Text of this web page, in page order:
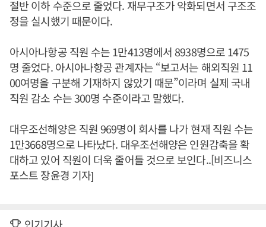
절반 이하 수준으로 줄었다. 재무구조가 악화되면서 구조조
정을 실시했기 때문이다.
아시아나항공 직원 수는 1만413명에서 8938명으로 1475
명 줄었다. 아시아나항공 관계자는 “보고서는 해외직원 11
00여명을 구분해 기재하지 않았기 때문”이라며 실제 국내
직원 감소 수는 300명 수준이라고 말했다.
대우조선해양은 직원 969명이 회사를 나가 현재 직원 수는
1만3668명으로 나타났다. 대우조선해양은 인원감축을 확
대하고 있어 직원이 더욱 줄어들 것으로 보인다..[비즈니스
포스트 장윤경 기자]